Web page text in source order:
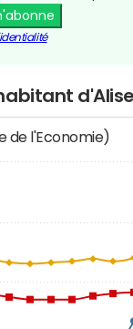
de l'Economie)